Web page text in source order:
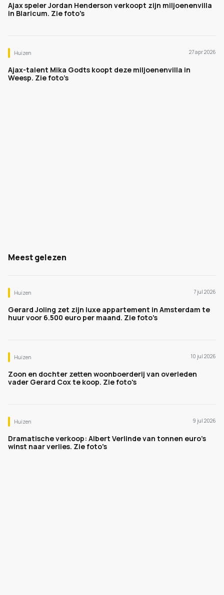
Ajax speler Jordan Henderson verkoopt zijn miljoenenvilla
in Blaricum. Zie foto's
Huizen 27 apr 2026
Ajax-talent Mika Godts koopt deze miljoenenvilla in
Weesp. Zie foto’s
Meest gelezen
Huizen 7 jul 2026
Gerard Joling zet zijn luxe appartement in Amsterdam te
huur voor 6.500 euro per maand. Zie foto's
Huizen 10 jul 2026
Zoon en dochter zetten woonboerderij van overleden
vader Gerard Cox te koop. Zie foto's
Huizen 9 jul 2026
Dramatische verkoop: Albert Verlinde van tonnen euro's
winst naar verlies. Zie foto's